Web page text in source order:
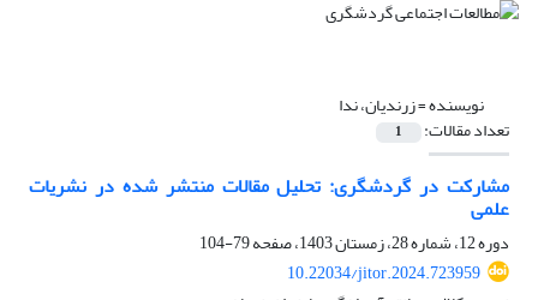
نویسنده =زرندیان، ندا
تعداد مقالات: 1
مشارکت در گردشگری: تحلیل مقالات منتشر شده در نشریات
علمی
دوره 12، شماره 28، زمستان 1403، صفحه
79-104
10.22034/jitor.2024.723959